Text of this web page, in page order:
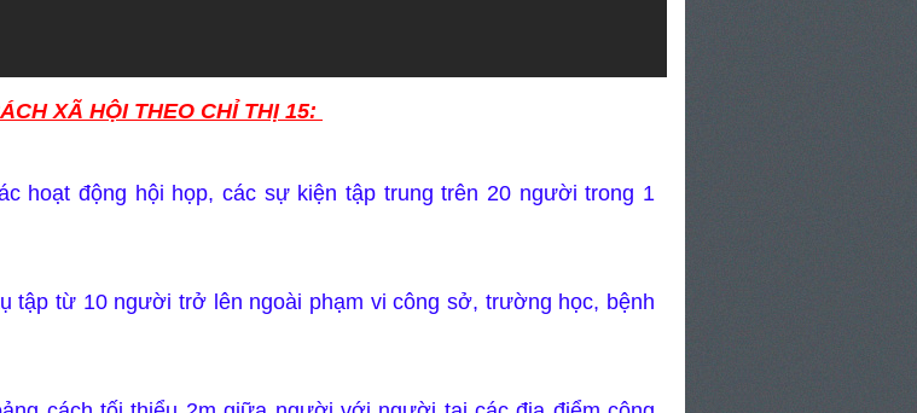
XÃ HỘI THEO CHỈ THỊ 15:
hoạt động hội họp, các sự kiện tập trung trên 20 người trong 1
tập từ 10 người trở lên ngoài phạm vi công sở, trường học, bệnh